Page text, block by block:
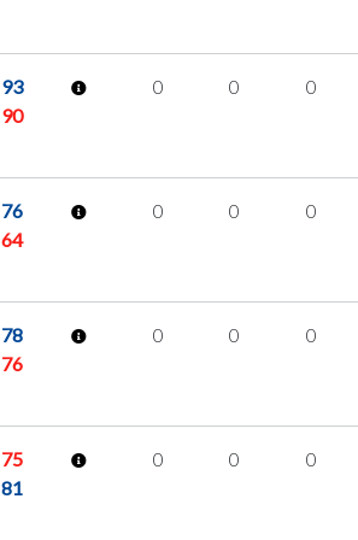
93
90
0 0 0
76
64
0 0 0
78
76
0 0 0
75
81
0 0 0